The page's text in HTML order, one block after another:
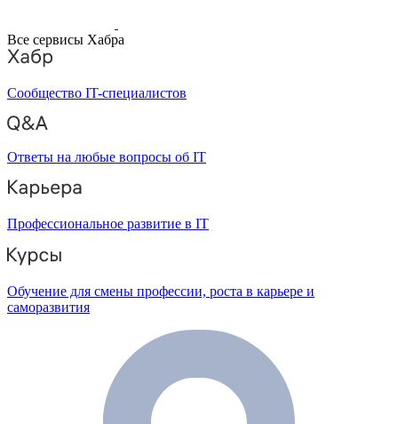
Все сервисы Хабра
Сообщество IT-специалистов
Ответы на любые вопросы об IT
Профессиональное развитие в IT
Обучение для смены профессии, роста в карьере и
саморазвития